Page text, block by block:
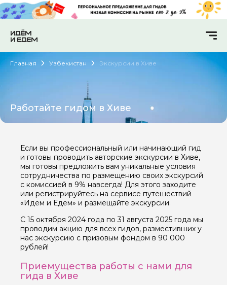
Главная Узбекистан Экскурсии в Хиве
Работайте гидом в Хиве
Если вы профессиональный или начинающий гид
и готовы проводить авторские экскурсии в Хиве,
мы готовы предложить вам уникальные условия
сотрудничества по размещению своих экскурсий
с комиссией в 9% навсегда! Для этого заходите
или регистрируйтесь на сервисе путешествий
«Идем и Едем» и размещайте экскурсии.
С 15 октября 2024 года по 31 августа 2025 года мы
проводим акцию для всех гидов, разместивших у
нас экскурсию с призовым фондом в 90 000
рублей!
Приемущества работы с нами для
гида в Хиве